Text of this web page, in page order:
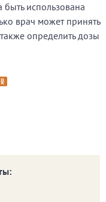
использована
врач может принять
определить дозы